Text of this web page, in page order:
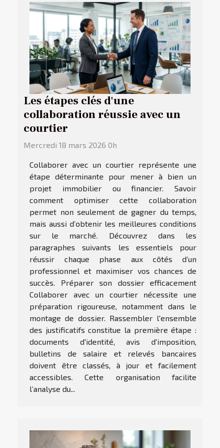
Les étapes clés d'une
collaboration réussie avec un
courtier
Mercredi 18 mars 2026 0h
Collaborer avec un courtier représente une
étape déterminante pour mener à bien un
projet immobilier ou financier. Savoir
comment optimiser cette collaboration
permet non seulement de gagner du temps,
mais aussi d’obtenir les meilleures conditions
sur le marché. Découvrez dans les
paragraphes suivants les essentiels pour
réussir chaque phase aux côtés d’un
professionnel et maximiser vos chances de
succès. Préparer son dossier efficacement
Collaborer avec un courtier nécessite une
préparation rigoureuse, notamment dans le
montage de dossier. Rassembler l'ensemble
des justificatifs constitue la première étape :
documents d'identité, avis d'imposition,
bulletins de salaire et relevés bancaires
doivent être classés, à jour et facilement
accessibles. Cette organisation facilite
l’analyse du...